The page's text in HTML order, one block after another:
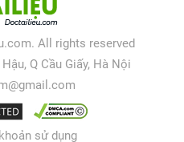
All rights reserved
Q Cầu Giấy, Hà Nội
sử dụng